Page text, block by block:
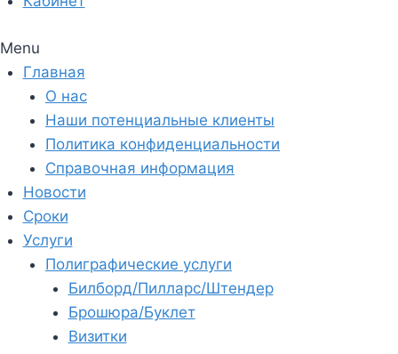
Menu
Главная
О нас
Наши потенциальные клиенты
Политика конфиденциальности
Справочная информация
Новости
Сроки
Услуги
Полиграфические услуги
Билборд/Пилларс/Штендер
Брошюра/Буклет
Визитки